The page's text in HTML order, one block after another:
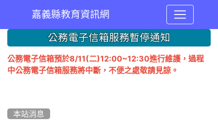
嘉義縣教育資訊網
::: 公務電子信箱服務暫停通知
公務電子信箱預於8/11(二)12:00~12:30進行維護，過程
中公務電子信箱服務將中斷，不便之處敬請見諒。
本站消息